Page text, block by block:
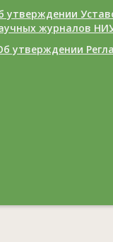
утверждении
журналов
утверждении